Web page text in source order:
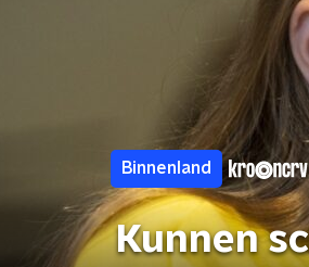
Binnenland
Kunnen